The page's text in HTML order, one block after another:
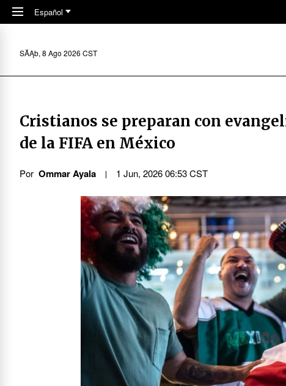
Skip to main content
Español
SĂĄb, 8 Ago 2026 CST
Cristianos se preparan con
de la FIFA en México
Por Ommar Ayala 1 Jun, 2026 06:53 CST